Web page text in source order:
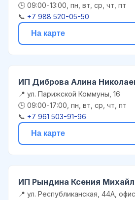
🕒 09:00-13:00, пн, вт, ср, чт, пт
📞 +7 988 520-05-50
На карте
ИП Диброва Алина
📍 ул. Парижской Коммуны, 16
🕒 09:00-17:00, пн, вт, ср, чт, пт
📞 +7 961 503-91-96
На карте
ИП Рындина Ксения
📍 ул. Республиканская, 44А,